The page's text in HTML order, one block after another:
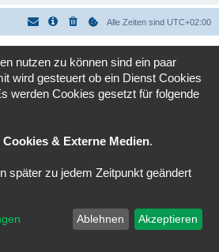
Alle Zeiten sind UTC+02:00
Übersetzung durchphpBB.de
|Nutzungsbedingungen
nutzen zu können sind ein paar
wird gesteuert ob ein Dienst Cookies
werden Cookies gesetzt für folgende
& Externe Medien.
später zu jedem Zeitpunkt geändert
Ablehnen Akzeptieren